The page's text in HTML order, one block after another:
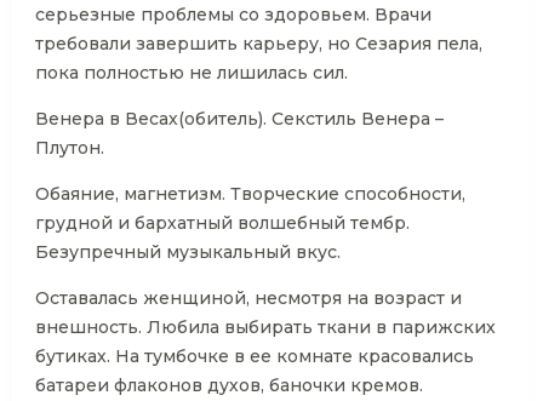
серьезные проблемы со здоровьем. Врачи
требовали завершить карьеру, но Сезария пела,
пока полностью не лишилась сил.
Венера в Весах(обитель). Секстиль Венера –
Плутон.
Обаяние, магнетизм. Творческие способности,
грудной и бархатный волшебный тембр.
Безупречный музыкальный вкус.
Оставалась женщиной, несмотря на возраст и
внешность. Любила выбирать ткани в парижских
бутиках. На тумбочке в ее комнате красовались
батареи флаконов духов, баночки кремов.